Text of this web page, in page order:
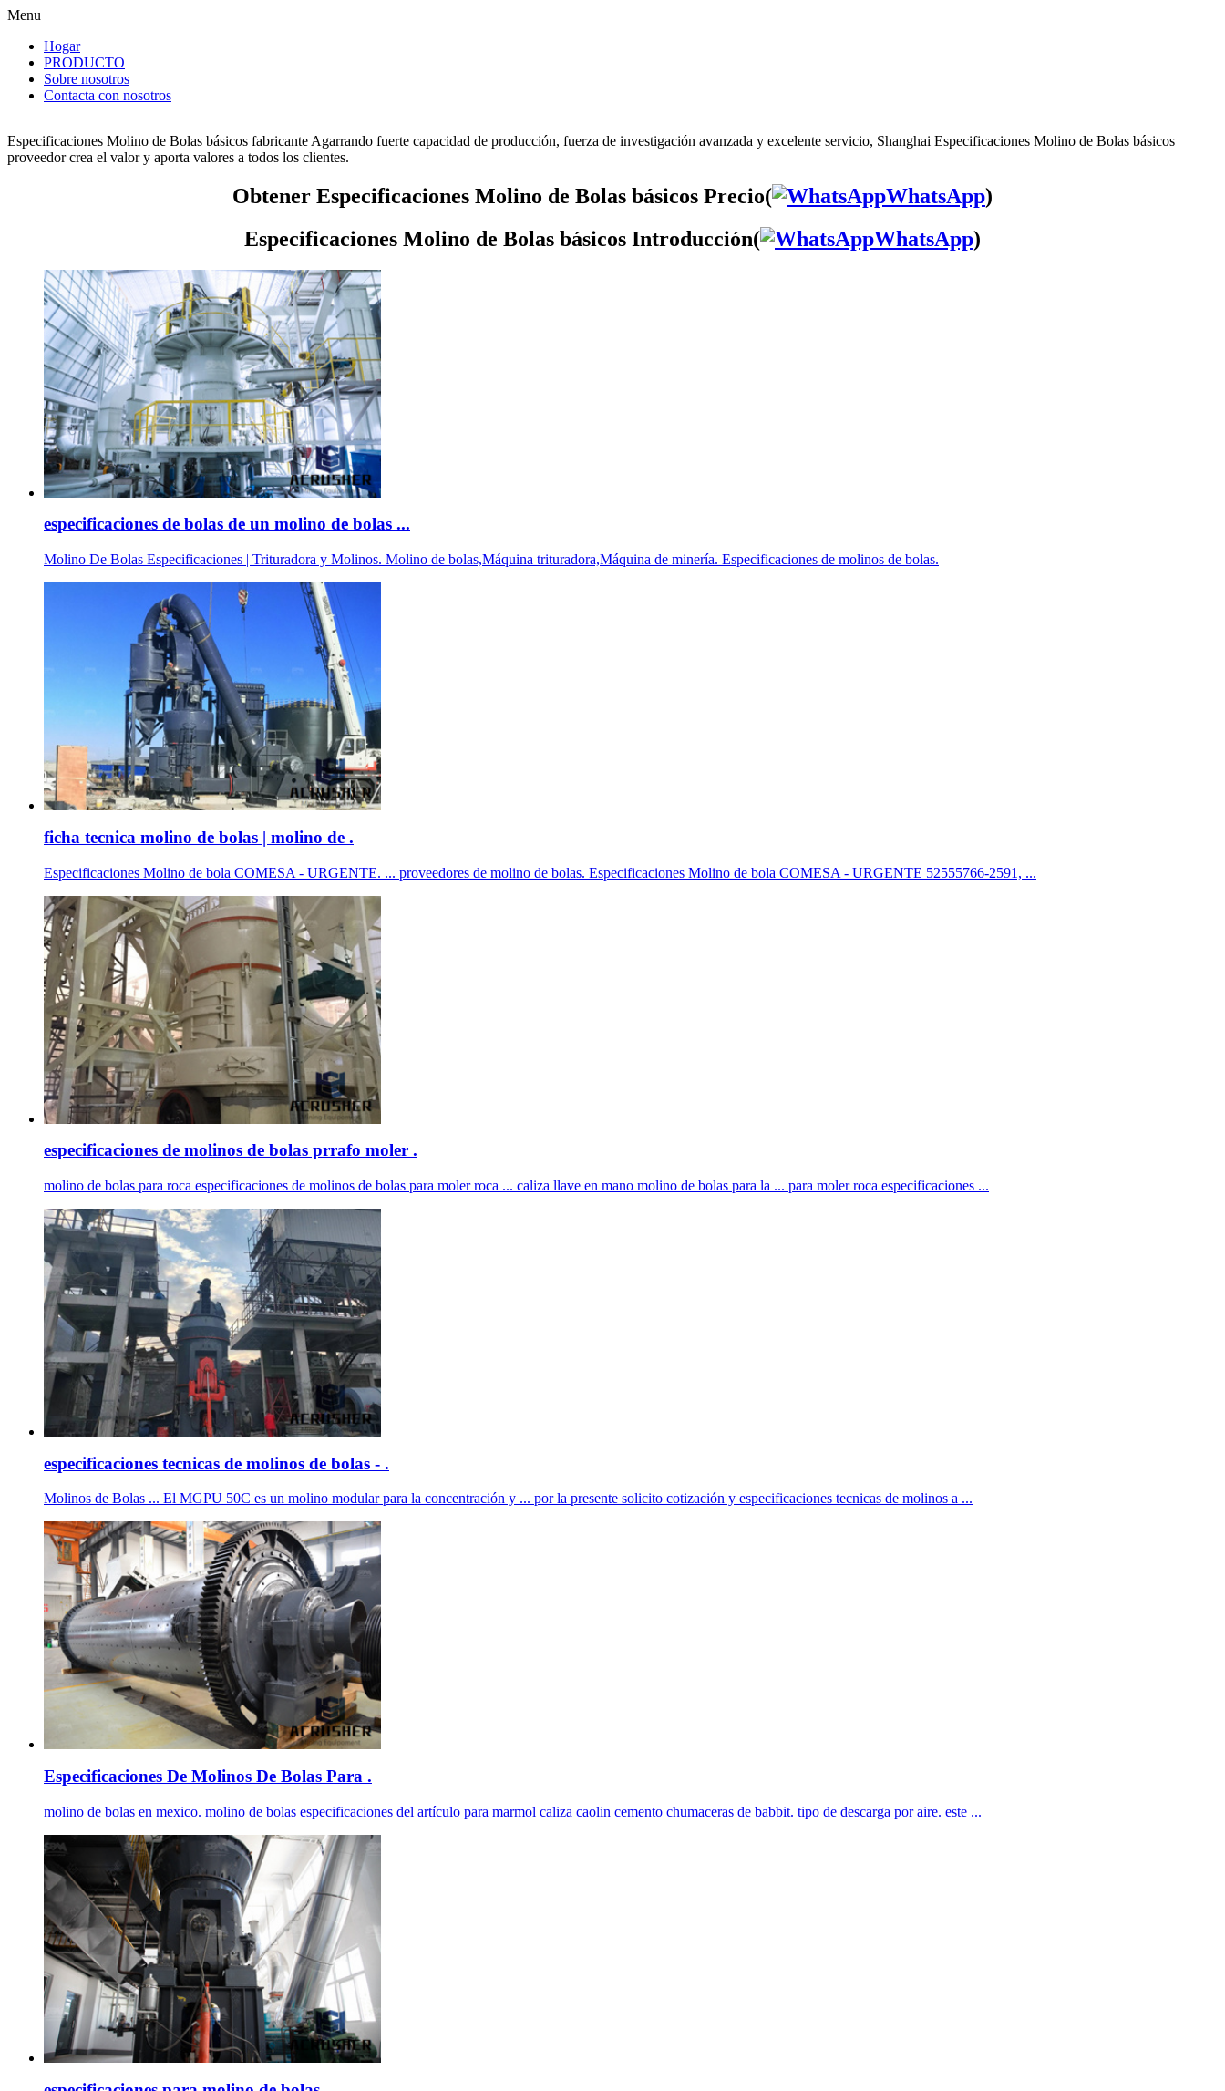
Menu
Hogar
PRODUCTO
Sobre nosotros
Contacta con nosotros
Especificaciones Molino de Bolas básicos fabricante Agarrando fuerte capacidad de producción, fuerza de investigación avanzada y excelente servicio, Shanghai Especificaciones Molino de Bolas básicos
proveedor crea el valor y aporta valores a todos los clientes.
Obtener Especificaciones Molino de Bolas básicos Precio( WhatsApp)
Especificaciones Molino de Bolas básicos Introducción(
WhatsApp)
especificaciones de bolas de un molino de bolas ...
Molino De Bolas Especificaciones | Trituradora y Molinos. Molino de bolas,Máquina trituradora,Máquina de minería. Especificaciones de molinos de bolas.
ficha tecnica molino de bolas | molino de .
Especificaciones Molino de bola COMESA - URGENTE. ... proveedores de molino de bolas. Especificaciones Molino de bola COMESA - URGENTE 52555766-2591, ...
especificaciones de molinos de bolas prrafo moler .
molino de bolas para roca especificaciones de molinos de bolas para moler roca ... caliza llave en mano molino de bolas para la ... para moler roca especificaciones ...
especificaciones tecnicas de molinos de bolas - .
Molinos de Bolas ... El MGPU 50C es un molino modular para la concentración y ... por la presente solicito cotización y especificaciones tecnicas de molinos a ...
Especificaciones De Molinos De Bolas Para .
molino de bolas en mexico. molino de bolas especificaciones del artículo para marmol caliza caolin cemento chumaceras de babbit. tipo de descarga por aire. este ...